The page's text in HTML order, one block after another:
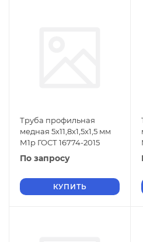
Труба профильная
медная 5x11,8x1,5x1,5 мм
М1р ГОСТ 16774-2015
По запросу
КУПИТЬ